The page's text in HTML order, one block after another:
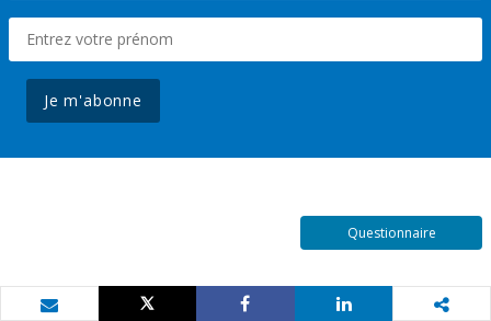
Je m'abonne
Questionnaire